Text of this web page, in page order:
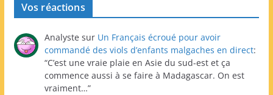
Vos réactions
Analyste sur Un Français écroué pour avoir
commandé des viols d’enfants malgaches en direct:
“C’est une vraie plaie en Asie du sud-est et ça
commence aussi à se faire à Madagascar. On est
vraiment…”